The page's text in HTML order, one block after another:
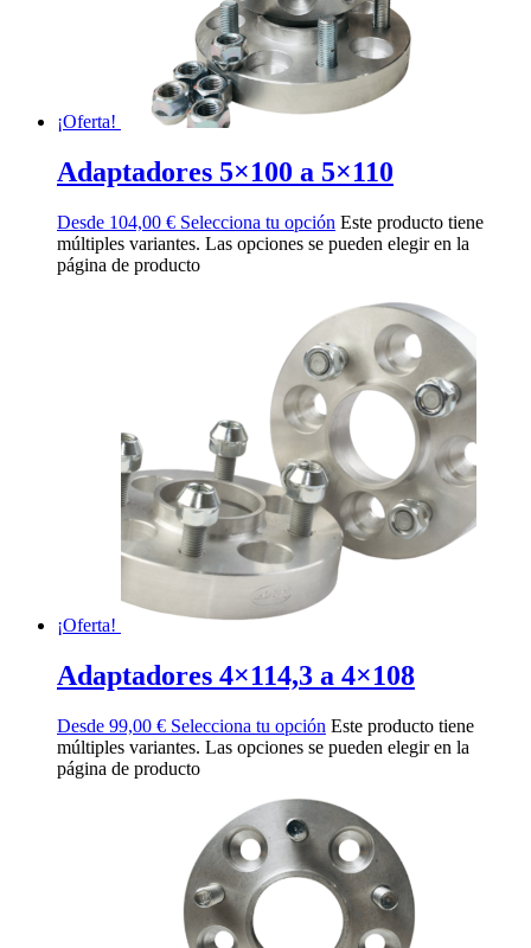
¡Oferta!
Adaptadores 5×100 a 5×110
Desde 104,00 € Selecciona tu opción Este producto tiene
múltiples variantes. Las opciones se pueden elegir en la
página de producto
¡Oferta!
Adaptadores 4×114,3 a 4×108
Desde 99,00 € Selecciona tu opción Este producto tiene
múltiples variantes. Las opciones se pueden elegir en la
página de producto